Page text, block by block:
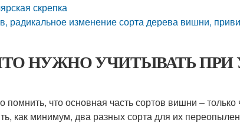
скрепка
радикальное изменение сорта дерева вишни,
ЧТО НУЖНО УЧИТЫВАТЬ ПРИ
что основная часть сортов вишни –
как минимум, два разных сорта для их